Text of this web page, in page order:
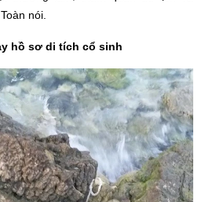
nói.
hồ sơ di tích cổ sinh